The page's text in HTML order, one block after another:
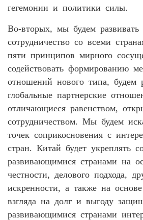
гегемонии и политики силы.
Во-вторых, мы будем
сотрудничество со всеми
пяти принципов мирного
содействовать формированию
отношений нового типа, будем
глобальные партнерские
отличающиеся равенством,
сотрудничеством. Мы будем
точек соприкосновения с
стран. Китай будет укреплять
развивающимися странами на
честности, делового подхода,
искренности, а также на
взгляда на долг и выгоду
развивающимися странами